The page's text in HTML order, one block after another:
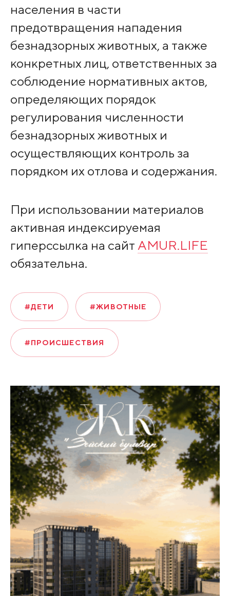
населения в части
предотвращения нападения
безнадзорных животных, а также
конкретных лиц, ответственных за
соблюдение нормативных актов,
определяющих порядок
регулирования численности
безнадзорных животных и
осуществляющих контроль за
порядком их отлова и содержания.
При использовании материалов
активная индексируемая
гиперссылка на сайт AMUR.LIFE
обязательна.
#ДЕТИ #ЖИВОТНЫЕ
#ПРОИСШЕСТВИЯ